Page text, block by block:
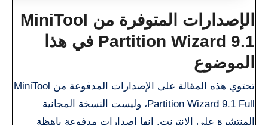
الإصدارات المتوفرة من MiniTool
Partition Wizard 9.1 في هذا
الموضوع
تحتوي هذه المقالة على الإصدارات المدفوعة من MiniTool
Partition Wizard 9.1 Full، وليست النسخة المجانية
المنتشرة على الإنترنت. إنها إصدارات مدفوعة باهظة